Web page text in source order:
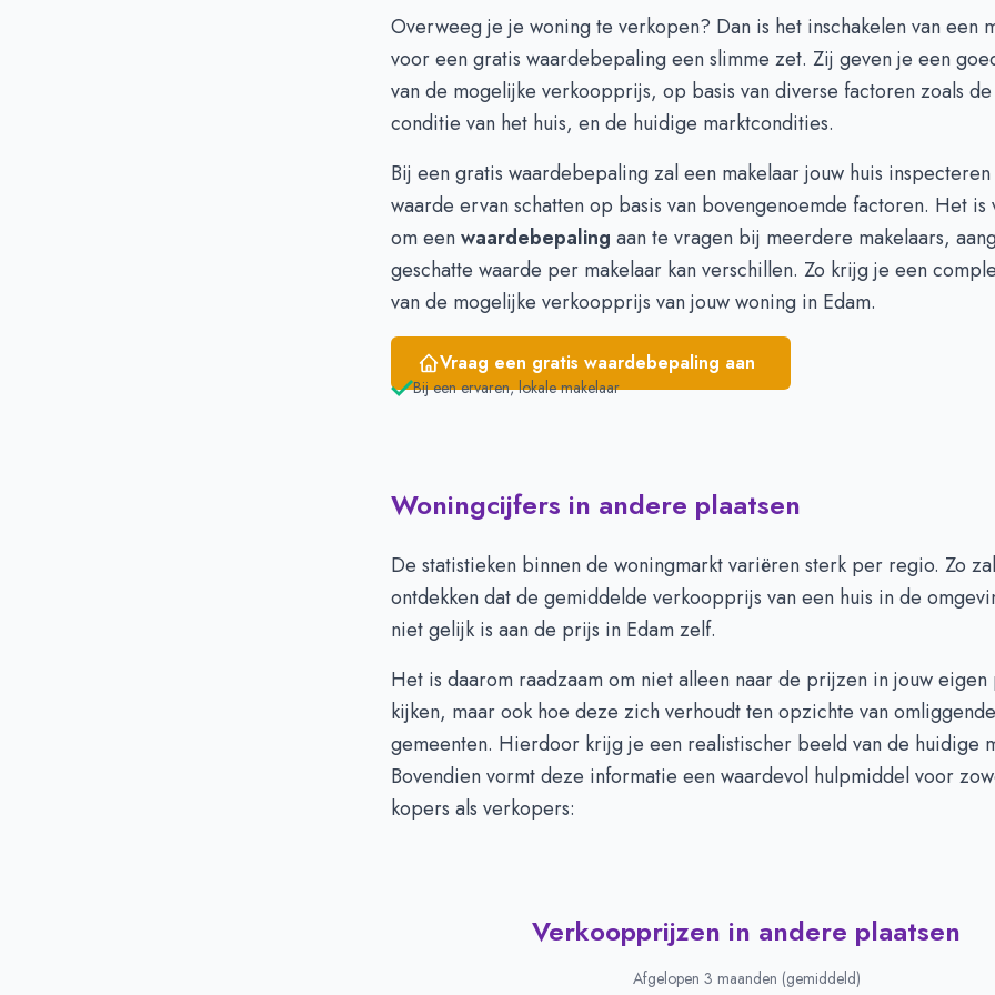
December
€ 566.620
€ 593.812
€ 624.043
€ 587.969
Februari
€ 659.035€ 581.642
Maart
€ 698.322 € 576.876
April
€ 644.930€ 554.525
Mei
€ 610.611
€ 474.795
Juni
€ 547.500 € 458.468
Overweeg je je woning te verkopen? Dan is het inschakelen van een
voor eengratis waardebepalingeen slimme zet. Zij geven je een
van de mogelijke verkoopprijs, op basis van diverse factoren zoals
conditie van het huis, en de huidige marktcondities.
Bij een gratis waardebepaling zal een makelaar jouw huis
waarde ervan schatten op basis van bovengenoemde factoren. Het is
om eenwaardebepaling aan te vragen bij meerdere makelaars,
geschatte waarde per makelaar kan verschillen. Zo krijg je een
van de mogelijke verkoopprijs van jouw woning in Edam.
Vraag een gratis waardebepaling aan
Bij een ervaren, lokale makelaar
Woningcijfers in andere plaatsen
De statistieken binnen de woningmarkt variëren sterk per regio. Zo
ontdekken dat de gemiddelde verkoopprijs van een huis in de
niet gelijk is aan de prijs in Edam zelf.
Het is daarom raadzaam om niet alleen naar de prijzen in jouw eigen
kijken, maar ook hoe deze zich verhoudt ten opzichte van omliggende
gemeenten. Hierdoor krijg je een realistischer beeld van de huidige
Bovendien vormt deze informatie een waardevol hulpmiddel voor
kopers als verkopers:
Verkoopprijzen in andere plaatsen
Afgelopen 3 maanden (gemiddeld)